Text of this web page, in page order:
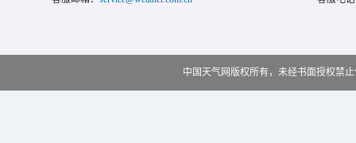
中国天气网版权所有，未经书面授权